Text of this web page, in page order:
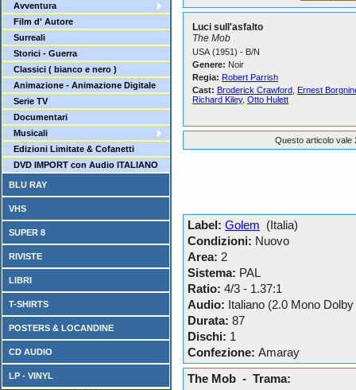
Avventura
Film d' Autore
Surreali
Storici - Guerra
Classici ( bianco e nero )
Animazione - Animazione Digitale
Serie TV
Documentari
Musicali
Edizioni Limitate & Cofanetti
DVD IMPORT con Audio ITALIANO
BLU RAY
VHS
SUPER 8
RIVISTE
LIBRI
T-SHIRTS
POSTERS & LOCANDINE
CD AUDIO
LP - VINYL
Luci sull'asfalto
The Mob
USA (1951) - B/N
Genere: Noir
Regia: Robert Parrish
Cast: Broderick Crawford Ernest
Richard Kiley, Otto Hulett
Questo articolo vale
Label: Golem (Italia)
Condizioni: Nuovo
Area: 2
Sistema: PAL
Ratio: 4/3 - 1.37:1
Audio: Italiano (2.0 Mono
Durata: 87
Dischi: 1
Confezione: Amaray
The Mob - Trama: